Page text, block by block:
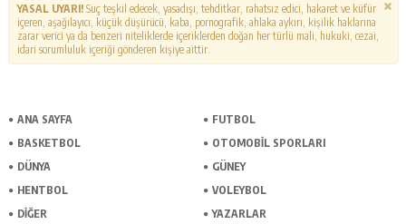
YASAL UYARI!Suç teşkil edecek, yasadışı, tehditkar, rahatsız edici, hakaret ve küfür
içeren, aşağılayıcı, küçük düşürücü, kaba, pornografik, ahlaka aykırı, kişilik haklarına
zarar verici ya da benzeri niteliklerde içeriklerden doğan her türlü mali, hukuki, cezai,
idari sorumluluk içeriği gönderen kişiye aittir.
ANA SAYFA
FUTBOL
BASKETBOL
OTOMOBİL SPORLARI
DÜNYA
GÜNEY
HENTBOL
VOLEYBOL
DİĞER
YAZARLAR